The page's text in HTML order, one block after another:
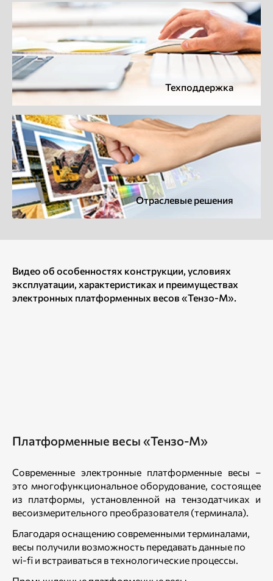
Техподдержка
Отраслевые решения
Видео об особенностях конструкции, условиях
эксплуатации, характеристиках и преимуществах
электронных платформенных весов «Тензо-М».
Платформенные весы «Тензо-М»
Современные электронные платформенные весы –
это многофункциональное оборудование, состоящее
из платформы, установленной на тензодатчиках и
весоизмерительного преобразователя (терминала).
Благодаря оснащению современными терминалами,
весы получили возможность передавать данные по
wi-fi и встраиваться в технологические процессы.